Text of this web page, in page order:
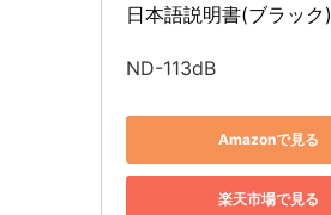
日本語説明書(ブラック)
ND-113dB
Amazonで見る
楽天市場で見る